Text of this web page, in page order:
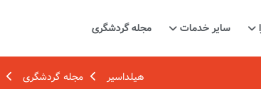
سایر خدمات مجله گردشگری
هیلداسیر مجله گردشگری